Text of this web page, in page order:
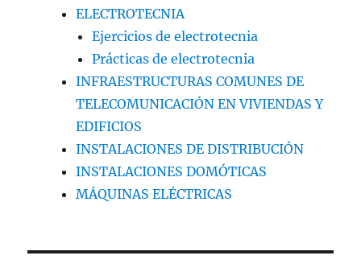
ELECTROTECNIA
Ejercicios de electrotecnia
Prácticas de electrotecnia
INFRAESTRUCTURAS COMUNES DE
TELECOMUNICACIÓN EN VIVIENDAS Y
EDIFICIOS
INSTALACIONES DE DISTRIBUCIÓN
INSTALACIONES DOMÓTICAS
MÁQUINAS ELÉCTRICAS